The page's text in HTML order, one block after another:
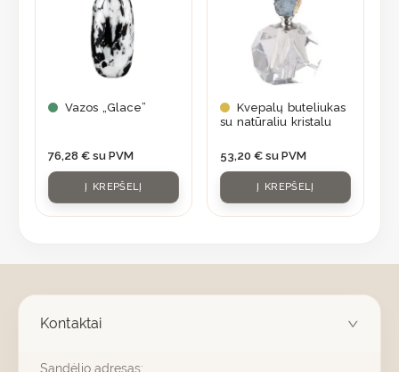
Vazos „Glace”
76,28 € su PVM
Į KREPŠELĮ
Kvepalų buteliukas
su natūraliu kristalu
53,20 € su PVM
Į KREPŠELĮ
Kontaktai
Sandėlio adresas: